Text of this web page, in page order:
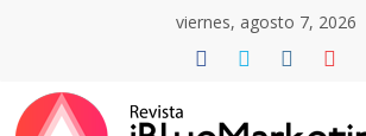
viernes, agosto 7, 2026